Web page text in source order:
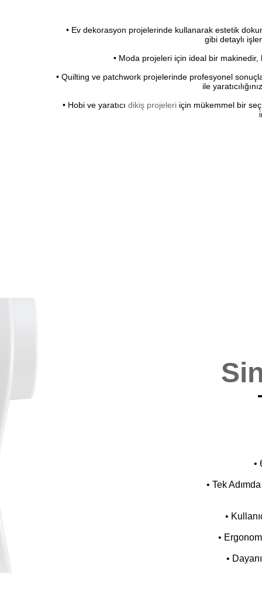
• Ev dekorasyon projelerinde kullanarak estetik
gibi detaylı
• Moda projeleri için ideal bir makinedir,
• Quilting ve patchwork projelerinde profesyonel
ile
• Hobi ve yaratıcı dikiş projeleriiçin mükemmel bir
•
• Tek
•
•
•